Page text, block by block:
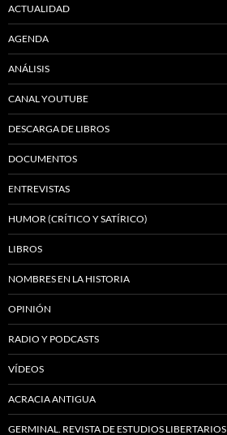
ACTUALIDAD
AGENDA
ANÁLISIS
CANAL YOUTUBE
DESCARGA DE LIBROS
DOCUMENTOS
ENTREVISTAS
HUMOR (CRÍTICO Y SATÍRICO)
LIBROS
NOMBRES EN LA HISTORIA
OPINIÓN
RADIO Y PODCASTS
VÍDEOS
ACRACIA ANTIGUA
GERMINAL. REVISTA DE ESTUDIOS LIBERTARIOS